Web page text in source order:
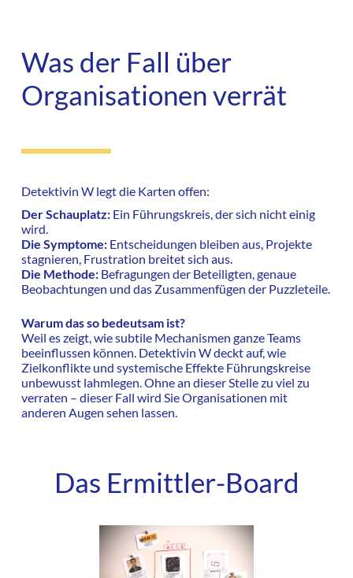
Was der Fall über
Organisationen verrät
Detektivin W legt die Karten offen:
Der Schauplatz:Ein Führungskreis, der sich nicht einig
wird.
Die Symptome:Entscheidungen bleiben aus, Projekte
stagnieren, Frustration breitet sich aus.
Die Methode:Befragungen der Beteiligten, genaue
Beobachtungen und das Zusammenfügen der Puzzleteile.
Warum das so bedeutsam ist?
Weil es zeigt, wie subtile Mechanismen ganze Teams
beeinflussen können. Detektivin W deckt auf, wie
Zielkonflikte und systemische Effekte Führungskreise
unbewusst lahmlegen. Ohne an dieser Stelle zu viel zu
verraten – dieser Fall wird Sie Organisationen mit
anderen Augen sehen lassen.
Das Ermittler-Board